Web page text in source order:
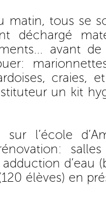
matin, tous se
déchargé
avant
craies,
un kit
l’école
d’eau
élèves) en